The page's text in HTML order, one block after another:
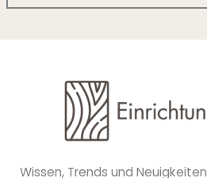
Wissen, Trends und Neuigkeiten